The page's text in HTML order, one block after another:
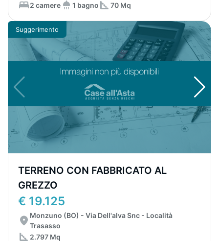
2 camere
1 bagno 70 Mq
Suggerimento
TERRENO CON FABBRICATO AL
GREZZO
€ 19.125
Monzuno (BO) - Via Dell'alva Snc - Località
Trasasso
2.797 Mq